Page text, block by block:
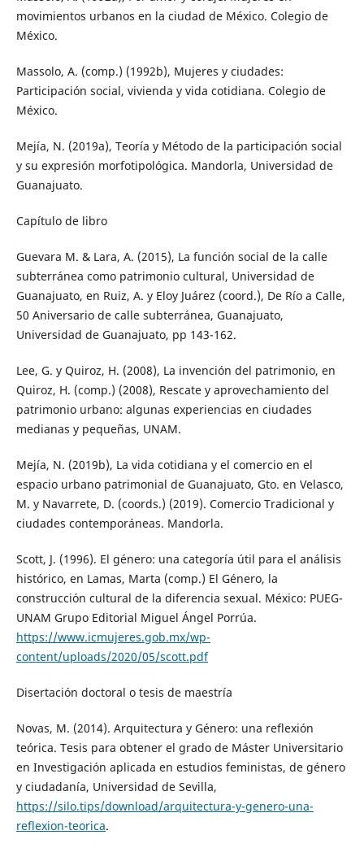
movimientos urbanos en la ciudad de México. Colegio de
México.
Massolo, A. (comp.) (1992b), Mujeres y ciudades:
Participación social, vivienda y vida cotidiana. Colegio de
México.
Mejía, N. (2019a), Teoría y Método de la participación social
y su expresión morfotipológica. Mandorla, Universidad de
Guanajuato.
Capítulo de libro
Guevara M. & Lara, A. (2015), La función social de la calle
subterránea como patrimonio cultural, Universidad de
Guanajuato, en Ruiz, A. y Eloy Juárez (coord.), De Río a Calle,
50 Aniversario de calle subterránea, Guanajuato,
Universidad de Guanajuato, pp 143-162.
Lee, G. y Quiroz, H. (2008), La invención del patrimonio, en
Quiroz, H. (comp.) (2008), Rescate y aprovechamiento del
patrimonio urbano: algunas experiencias en ciudades
medianas y pequeñas, UNAM.
Mejía, N. (2019b), La vida cotidiana y el comercio en el
espacio urbano patrimonial de Guanajuato, Gto. en Velasco,
M. y Navarrete, D. (coords.) (2019). Comercio Tradicional y
ciudades contemporáneas. Mandorla.
Scott, J. (1996). El género: una categoría útil para el análisis
histórico, en Lamas, Marta (comp.) El Género, la
construcción cultural de la diferencia sexual. México: PUEG-
UNAM Grupo Editorial Miguel Ángel Porrúa.
https://www.icmujeres.gob.mx/wp-
content/uploads/2020/05/scott.pdf
Disertación doctoral o tesis de maestría
Novas, M. (2014). Arquitectura y Género: una reflexión
teórica. Tesis para obtener el grado de Máster Universitario
en Investigación aplicada en estudios feministas, de género
y ciudadanía, Universidad de Sevilla,
https://silo.tips/download/arquitectura-y-genero-una-
reflexion-teorica.